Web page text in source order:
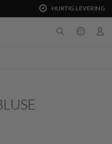
HURTIG LEVERING